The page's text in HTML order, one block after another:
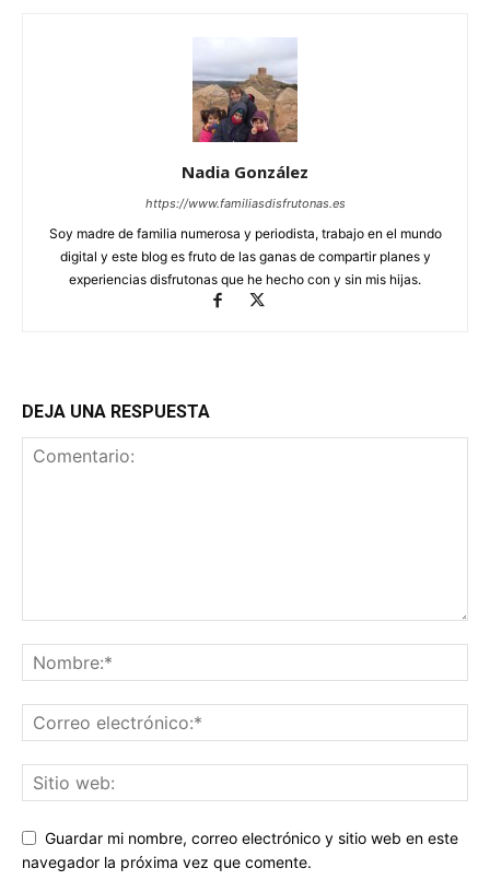
Nadia González
https://www.familiasdisfrutonas.es
Soy madre de familia numerosa y periodista, trabajo en el mundo
digital y este blog es fruto de las ganas de compartir planes y
experiencias disfrutonas que he hecho con y sin mis hijas.
DEJA UNA RESPUESTA
Guardar mi nombre, correo electrónico y sitio web en este
navegador la próxima vez que comente.